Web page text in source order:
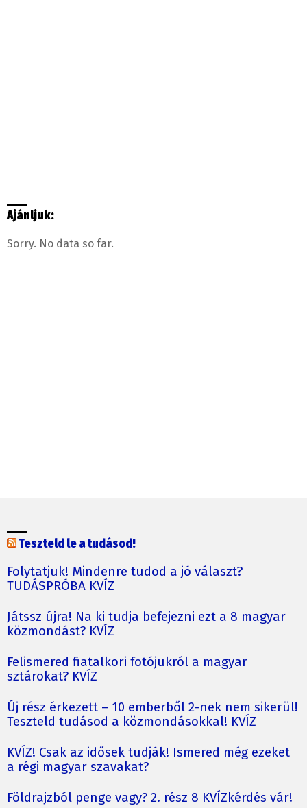
Ajánljuk:
Sorry. No data so far.
Teszteld le a tudásod!
Folytatjuk! Mindenre tudod a jó választ?
TUDÁSPRÓBA KVÍZ
Játssz újra! Na ki tudja befejezni ezt a 8 magyar
közmondást? KVÍZ
Felismered fiatalkori fotójukról a magyar
sztárokat? KVÍZ
Új rész érkezett – 10 emberből 2-nek nem sikerül!
Teszteld tudásod a közmondásokkal! KVÍZ
KVÍZ! Csak az idősek tudják! Ismered még ezeket
a régi magyar szavakat?
Földrajzból penge vagy? 2. rész 8 KVÍZkérdés vár!